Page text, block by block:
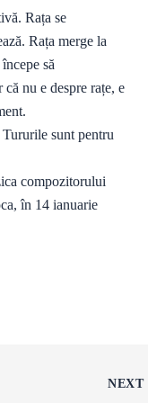
Rața se
Rața merge la
să
nu e despre rațe, e
sunt pentru
compozitorului
în 14 ianuarie
NEXT